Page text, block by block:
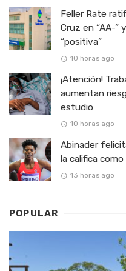
Feller Rate
Cruz en “AA-”
“positiva”
10 horas ago
¡Atención!
aumentan
estudio
10 horas ago
Abinader
la califica
13 horas ago
POPULAR